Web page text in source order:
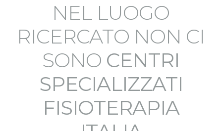
NEL LUOGO
RICERCATO NON CI
SONO CENTRI
SPECIALIZZATI
FISIOTERAPIA